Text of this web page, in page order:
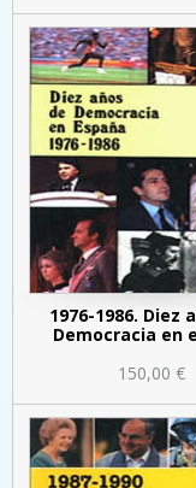
1976-1986. Diez
Democracia en
150,00 €